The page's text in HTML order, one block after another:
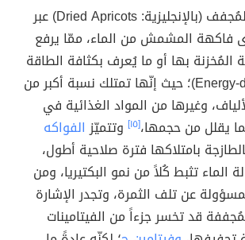
وينتج المشمش المُجفف (بالإنجليزية: Dried Apricots) عبر
فاكهة المشمش من الماء، ممّا يرفع
بها أو ما يُعرف بكثافة الطاقة
(بالإنجليزية: Energy-dense)؛ حيث إنّها تمتلك نسبة أكبر من
وغيرها من المواد الغذائية في
يقلل من حجمها،[١٥] وتتميّزالفواكه
بامتلاكها فترة صلاحية أطول،
الماء تثبط كُلاً من نمو البكتيريا، ومن
عن تلف الثمرة، وتجدر الإشارة
قد تخسر جزءاً من الفيتامينات